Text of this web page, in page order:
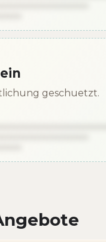
geschuetzt.